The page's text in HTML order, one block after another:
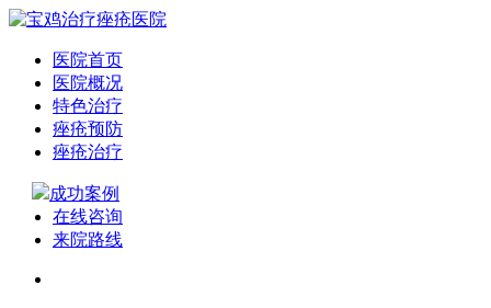
医院首页
医院概况
特色治疗
痤疮预防
痤疮治疗
成功案例
在线咨询
来院路线